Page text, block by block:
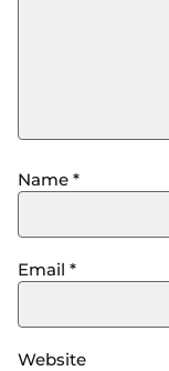
Name *
Email *
Website